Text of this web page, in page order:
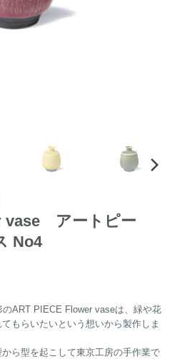
vase アートピー
No4
ART PIECE Flower vaseは、緑や花
もらいたいという想いから製作しま
ら型を起こして東京工房の手作業で